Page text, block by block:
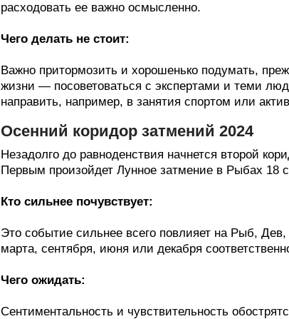
расходовать ее важно осмысленно.
Чего делать не стоит:
Важно притормозить и хорошенько подумать,
жизни — посоветоваться с экспертами и теми
направить, например, в занятия спортом или
Осенний коридор затмений 2024
Незадолго до равноденствия начнется второй
Первым произойдет Лунное затмение в Рыбах 18
Кто сильнее почувствует:
Это событие сильнее всего повлияет на Рыб,
марта, сентября, июня или декабря
Чего ожидать:
Сентиментальность и чувствительность